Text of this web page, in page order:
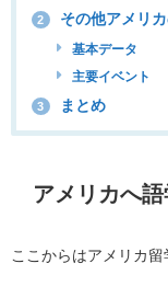
2 その他アメリ
基本データ
主要イベント
3 まとめ
アメリカへ語
ここからはアメリカ